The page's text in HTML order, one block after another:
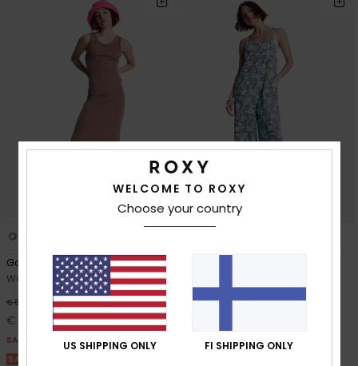
Good Keepsake
Women Brown Midi Dress
€ 60,00 63%
€ 22,50
SALE
SALE ON SALE 25% EXTRA
Jumpsuit
€ 31,87
WELCOME TO ROXY
Choose your country
US SHIPPING ONLY FI SHIPPING ONLY